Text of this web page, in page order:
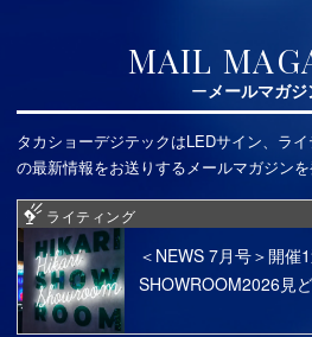
MAIL
メールマガジ
タカショーデジテックはLEDサイン、ラ
の最新情報をお送りするメールマガジンを
ライティング
＜NEWS 7月号＞開催
SHOWROOM2026見